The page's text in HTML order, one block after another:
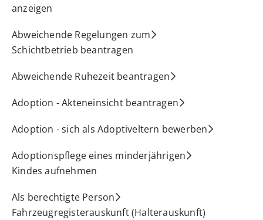
anzeigen
Abweichende Regelungen zum
Schichtbetrieb beantragen
Abweichende Ruhezeit beantragen
Adoption - Akteneinsicht beantragen
Adoption - sich als Adoptiveltern bewerben
Adoptionspflege eines minderjährigen
Kindes aufnehmen
Als berechtigte Person
Fahrzeugregisterauskunft (Halterauskunft)